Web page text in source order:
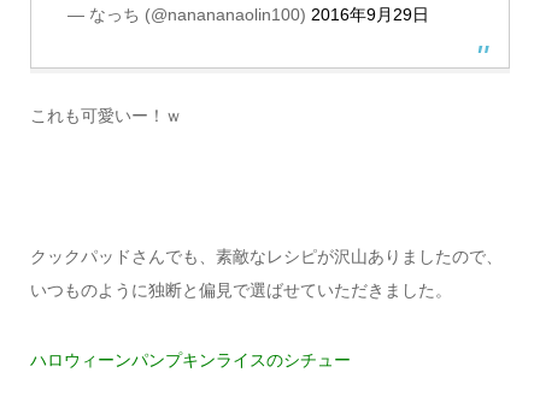
— なっち (@nanananaolin100) 2016年9月29日
これも可愛いー！ｗ
クックパッドさんでも、素敵なレシピが沢山ありましたので、
いつものように独断と偏見で選ばせていただきました。
ハロウィーンパンプキンライスのシチュー